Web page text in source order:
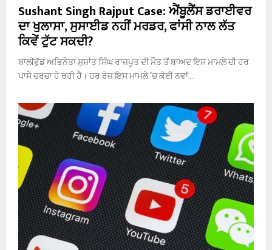
Sushant Singh Rajput Case: ਐਂਬੂਲੈਂਸ ਡਰਾਈਵਰ
ਦਾ ਖੁਲਾਸਾ, ਸੁਸਾਈਡ ਨਹੀਂ ਮਰਡਰ, ਫਾਂਸੀ ਨਾਲ ਲੱਤ
ਕਿਵੇਂ ਟੁੱਟ ਸਕਦੀ?
ਬਾਲੀਵੁੱਡ ਅਭਿਨੇਤਾ ਸੁਸ਼ਾਂਤ ਸਿੰਘ ਰਾਜਪੂਤ ਦੀ ਮੌਤ ਤੋਂ ਬਾਅਦ ਇਸ ਮਾਮਲੇ ਦੀ ਹਰ
ਪਾਸੇ ਚਰਚਾ ਹੋ ਰਹੀ ਹੈ। ਹਰ ਰੋਜ਼ ਇਸ ਮਾਮਲੇ ‘ਚ ਕੋਈ ਨਵਾਂ...